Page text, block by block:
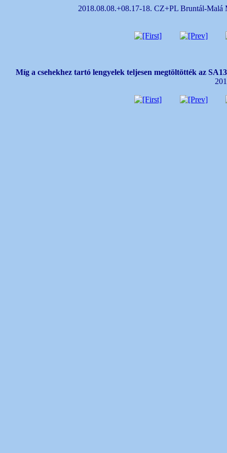
2018.08.08.+08.17-18. CZ+PL Bruntál-
Míg a csehekhez tartó lengyelek teljesen megtöltötték az